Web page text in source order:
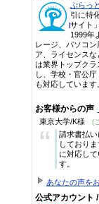
ぷらっ
引に特
サイト
1999年
レージ、パソコ
ア、ライセンス
は業界トップク
し、学校・官公
も対応しています
お客様からの声
東京大学/K様 (
“
請求書払
しており
に対応し
す。
あなたの声を
公式アカウント